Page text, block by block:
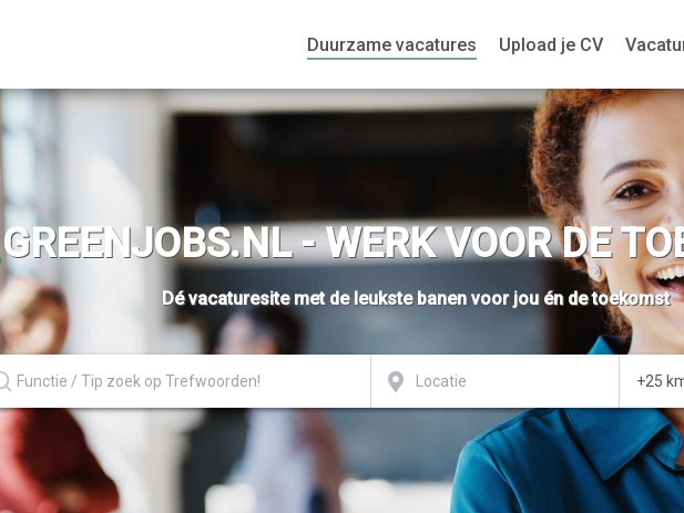
Duurzame vacatures Upload je CV
GREENJOBS.NL - WERK VOOR DE
Dé vacaturesite met de leukste banen voor jou én de toekomst